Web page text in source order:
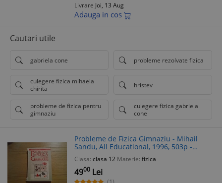
Livrare Joi, 13 Aug
Adauga in cos
Cautari utile
gabriela cone probleme rezolvate fizica
culegere fizica mihaela
chirita
hristev
probleme de fizica pentru
gimnaziu
culegere fizica gabriela
cone
Probleme de Fizica Gimnaziu - Mihail
Sandu, All Educational, 1996, 503p -
Culegere Exercitii Fizica
Clasa: clasa 12 Materie: fizica
4900 Lei